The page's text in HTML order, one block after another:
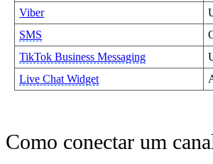
Viber
SMS
TikTok Business Messaging
Live Chat Widget
Como conectar um